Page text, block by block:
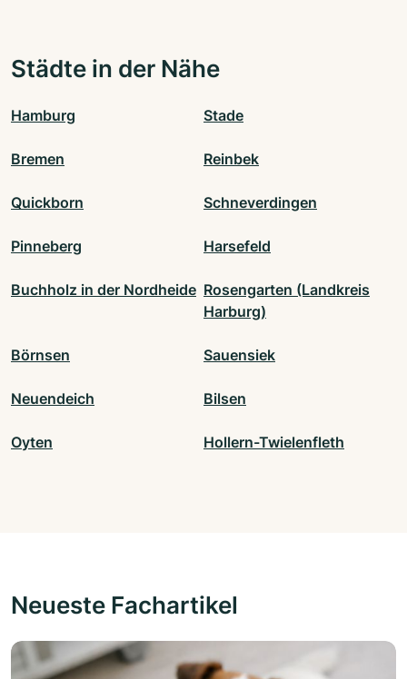
Städte in der Nähe
Hamburg Stade
Bremen Reinbek
Quickborn Schneverdingen
Pinneberg Harsefeld
Buchholz in der Nordheide Rosengarten (Landkreis
Harburg)
Börnsen Sauensiek
Neuendeich Bilsen
Oyten Hollern-Twielenfleth
Neueste Fachartikel